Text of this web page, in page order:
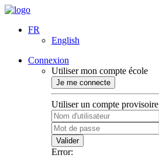
FR
English
Connexion
Utiliser mon compte école
Je me connecte
Utiliser un compte provisoire
Valider
Error: